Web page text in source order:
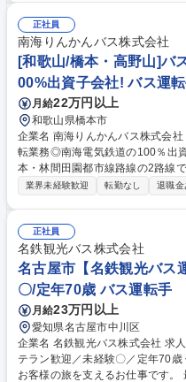
ぐには独り立ちが難しいと判断し
研修を行いますので安心してくだ
催し運転に対するモチベーション
ます。 募集職種 【八日市/観光バスの運転手】滋賀交通のグループ会社◎
ベテラン歓迎★
正社員
南海りんかんバス株式会社
[和歌山/橋本・高野山]バ
00%出資子会社! バス運
月給22万円以上
和歌山県橋本市
企業名 南海りんかんバス株式会社 求人名 [和歌山/橋本・高野山]バスの運
転業務◎南海電気鉄道の100％出資子会社！ 仕事の内容
本・林間田園都市線路線の2路線
って不可欠な交通インフラサー
設の保守管理/運転手の指導監督・
態の把握 等 募集職種 [和歌山/橋本・高野山]バスの運転業務◎南海電気鉄
道の100％出資子会社！
業界未経験歓迎 転勤なし 退職金
正社員
名鉄観光バス株式会社
名古屋市【名鉄観光バス
〇/定年70歳 バス運転手
月給23万円以上
愛知県名古屋市中川区
企業名 名鉄観光バス株式会社 求人名 名古屋市【名鉄観光バス運転士】ベ
テラン歓迎／未経験〇／定年70歳 仕事の内容 観光バスの運転士として、
お客様の旅を支えるお仕事です。